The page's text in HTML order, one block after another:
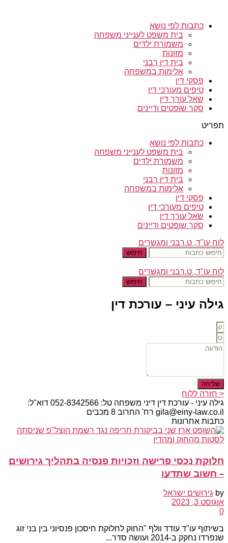
כתבות לפי נושא
בית משפט לענייני משפחה
משמורת ילדים
מזונות
בית דין רבני
אלימות במשפחה
פסקי דין
טיפים מעורכי דין
שאל עורך דין
סקר שופטים ודיינים
תפריט
כתבות לפי נושא
בית משפט לענייני משפחה
משמורת ילדים
מזונות
בית דין רבני
אלימות במשפחה
פסקי דין
טיפים מעורכי דין
שאל עורך דין
סקר שופטים ודיינים
לוח עו"ד, ט.רבני ומגשרים
חיפוש
לוח עו"ד, ט.רבני ומגשרים
חיפוש
גילה עיני – עורכת דין
שליחה
< חזרה ללוח
גילה עיני - עורכת דין דיני משפחה טל: 052-8342566 דוא"ל:
gila@einy-law.co.il רח' החרוב 8 מכבים
כתבות אחרונות
חלוקת נכסי פרישה וזכויות פנסיה בתהליך גירושים
– חשוב שתדעו
by גירושים ישראל
אוגוסט 3, 2023
0
בשיתוף עו"ד עודד וולף "החוק לחלוקת חיסכון פנסיוני בין בני זוג
שנפרדו נחקק ב-2014 ועושה סדר...